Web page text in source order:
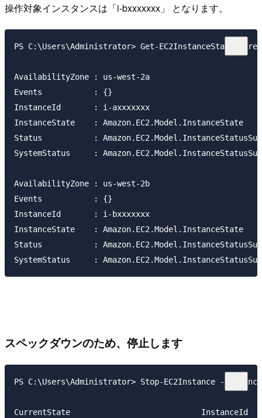
操作対象インスタンスは「i-bxxxxxxx」 となります。
PS C:\Users\Administrator> Get-EC2InstanceStatus -
AvailabilityZone : us-west-2a
Events           : {}
InstanceId       : i-axxxxxxx
InstanceState    : Amazon.EC2.Model.InstanceState
Status           :
SystemStatus     :
AvailabilityZone : us-west-2b
Events           : {}
InstanceId       : i-bxxxxxxx
InstanceState    : Amazon.EC2.Model.InstanceState
Status           :
スペックダウンのため、停止します
PS C:\Users\Administrator> Stop-EC2Instance -
CurrentState                            InstanceId